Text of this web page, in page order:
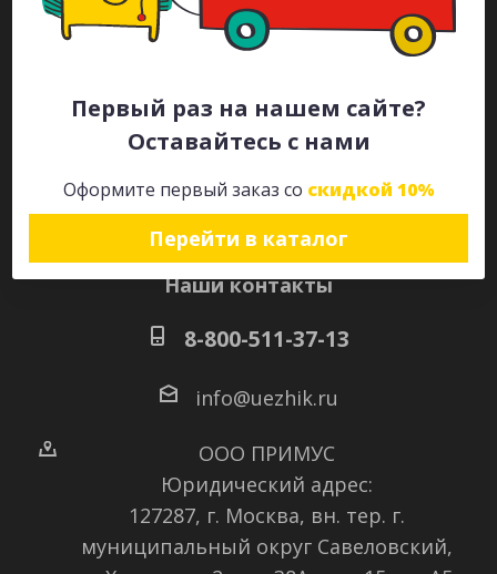
Первый раз на нашем сайте?
Оставайтесь с нами
Оформите первый заказ со скидкой 10%
Перейти в каталог
Будьте всегда в курсе!
Наши контакты
8-800-511-37-13
info@uezhik.ru
ООО ПРИМУС
Юридический адрес:
127287, г. Москва, вн. тер. г.
муниципальный округ Савеловский,